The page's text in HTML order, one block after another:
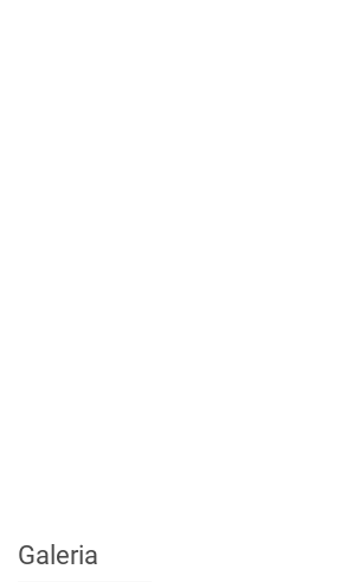
Galeria